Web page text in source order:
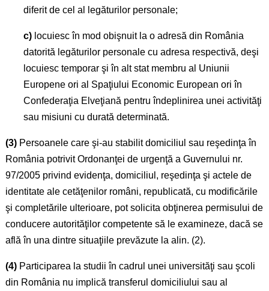
diferit de cel al legăturilor personale;
c)locuiesc în mod obişnuit la o adresă din România
datorită legăturilor personale cu adresa respectivă, deşi
locuiesc temporar şi în alt stat membru al Uniunii
Europene ori al Spaţiului Economic European ori în
Confederaţia Elveţiană pentru îndeplinirea unei activităţi
sau misiuni cu durată determinată.
(3)Persoanele care şi-au stabilit domiciliul sau reşedinţa în
România potrivit Ordonanţei de urgenţă a Guvernului nr.
97/2005 privind evidenţa, domiciliul, reşedinţa şi actele de
identitate ale cetăţenilor români, republicată, cu modificările
şi completările ulterioare, pot solicita obţinerea permisului de
conducere autorităţilor competente să le examineze, dacă se
află în una dintre situaţiile prevăzute la alin. (2).
(4)Participarea la studii în cadrul unei universităţi sau şcoli
din România nu implică transferul domiciliului sau al